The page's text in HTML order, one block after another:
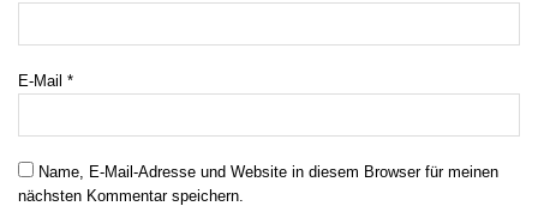
E-Mail *
Name, E-Mail-Adresse und Website in diesem Browser für meinen
nächsten Kommentar speichern.